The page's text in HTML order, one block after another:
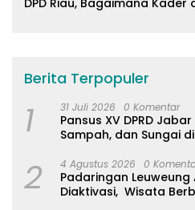
Berita Terpopuler
1 31 Juli 2026 0 Komentar
Pansus XV DPRD
Sampah, dan Sungai
2 4 Agustus 2026 0
Padaringan Leuweung
Diaktivasi, Wisata